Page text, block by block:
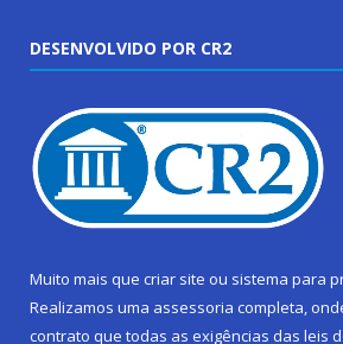
DESENVOLVIDO POR CR2
Muito mais que criar site ou sistema para
Realizamos uma assessoria completa,
contrato que todas as exigências das leis